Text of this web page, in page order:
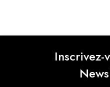
Inscrivez-